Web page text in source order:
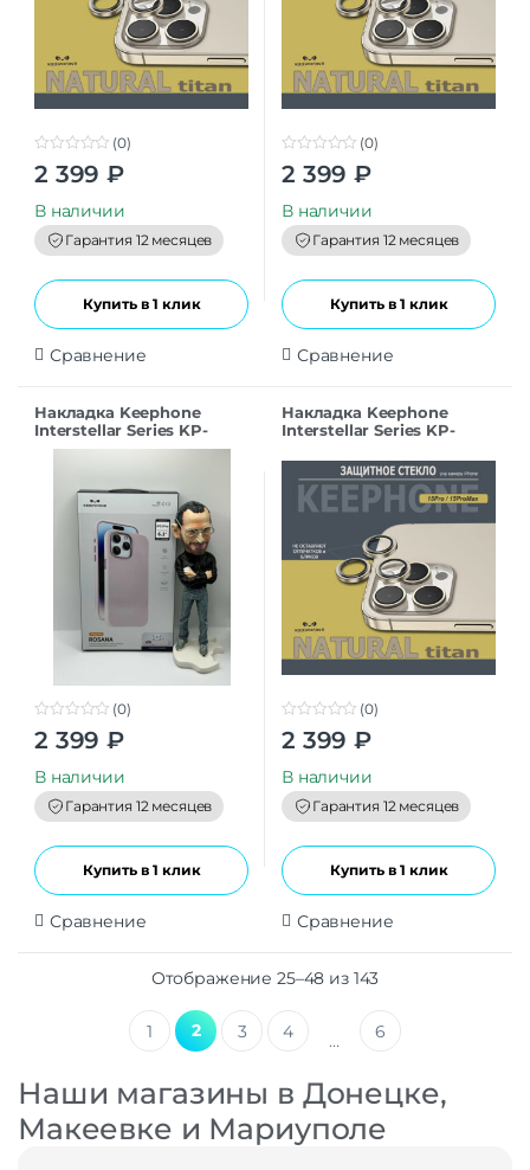
0
o
t
o
f
5
(0)
2 399 ₽
В наличии
Гарантия 12 месяцев
Купить в 1 клик
Сравнение
0
o
t
o
f
5
(0)
2 399 ₽
В наличии
Гарантия 12 месяцев
Купить в 1 клик
Сравнение
Накладка Keephone
Interstellar Series KP-
MC0130 для iPhone 15Pro
0
o
t
o
f
5
(0)
2 399 ₽
В наличии
Гарантия 12 месяцев
Купить в 1 клик
Сравнение
Накладка Keephone
Interstellar Series KP-
Max NO.2
0
o
t
o
f
5
(0)
2 399 ₽
В наличии
Гарантия 12 месяцев
Купить в 1 клик
Сравнение
Отображение 25–48 из 143
1 2 3 4 … 6
Наши магазины в Донецке,
Макеевке и Мариуполе